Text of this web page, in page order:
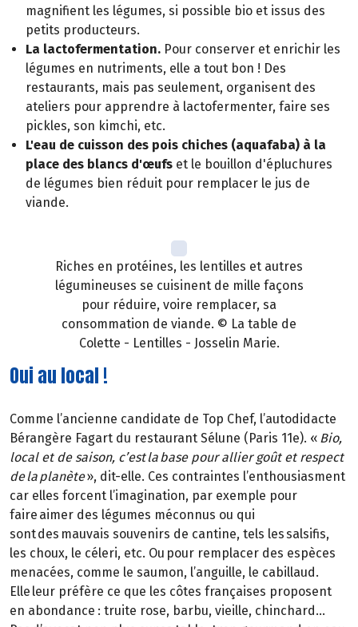
magnifient les légumes, si possible bio et issus des
petits producteurs.
La lactofermentation. Pour conserver et enrichir les
légumes en nutriments, elle a tout bon ! Des
restaurants, mais pas seulement, organisent des
ateliers pour apprendre à lactofermenter, faire ses
pickles, son kimchi, etc.
L'eau de cuisson des pois chiches (aquafaba) à la
place des blancs d'œufs et le bouillon d'épluchures
de légumes bien réduit pour remplacer le jus de
viande.
Riches en protéines, les lentilles et autres
légumineuses se cuisinent de mille façons
pour réduire, voire remplacer, sa
consommation de viande. © La table de
Colette - Lentilles - Josselin Marie.
Oui au local !
Comme l’ancienne candidate de Top Chef, l’autodidacte
Bérangère Fagart du restaurant Sélune (Paris 11e). « Bio,
local et de saison, c’est la base pour allier goût et respect
de la planète», dit-elle. Ces contraintes l’enthousiasment
car elles forcent l’imagination, par exemple pour
faire aimer des légumes méconnus ou qui
sont des mauvais souvenirs de cantine, tels les salsifis,
les choux, le céleri, etc. Ou pour remplacer des espèces
menacées, comme le saumon, l’anguille, le cabillaud.
Elle leur préfère ce que les côtes françaises proposent
en abondance : truite rose, barbu, vieille, chinchard…